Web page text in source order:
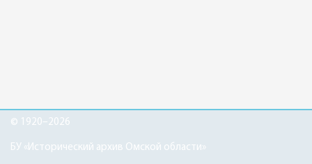
© 1920–2026
БУ «Исторический архив Омской области»